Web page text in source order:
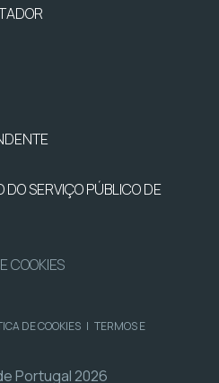
SERVIÇO PÚBLICO DE
COOKIES
DE COOKIES | TERMOS E
Portugal 2026